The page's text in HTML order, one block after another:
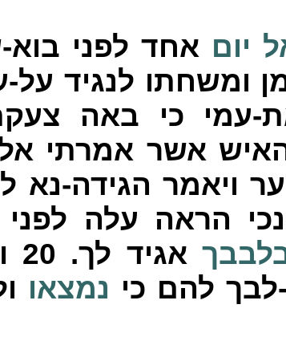
יום אחד לפני
ומשחתו לנגיד
עמי כי באה
אשר אמרתי
ויאמר הגידה-נא
הראה עלה
אגיד לך. 20
להם כי נמצאו